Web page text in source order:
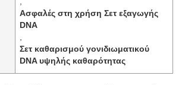
Ασφαλές στη χρήση Σετ εξαγωγής
DNA
Σετ καθαρισμού γονιδιωματικού
DNA υψηλής καθαρότητας